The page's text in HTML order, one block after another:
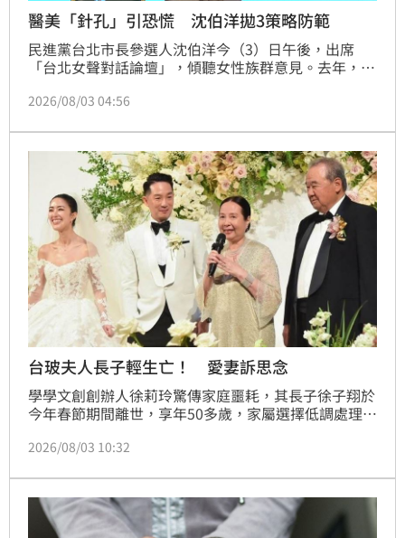
醫美「針孔」引恐慌 沈伯洋拋3策略防範
民進黨台北市長參選人沈伯洋今（3）日午後，出席
「台北女聲對話論壇」，傾聽女性族群意見。去年，投
活動中提及，日前醫美集團從發生的偷拍事件，且針孔
害，該如何做出因應？沈伯洋也提出三項政策方向。
2026/08/03 04:56
台玻夫人長子輕生亡！ 愛妻訴思念
學學文創創辦人徐莉玲驚傳家庭噩耗，其長子徐子翔於
今年春節期間離世，享年50多歲，家屬選擇低調處理後
婚，這場豪門聯姻婚後不到兩年便天人永隔。據悉，徐
告別式。媳婦譚以欣後續拋棄繼承房產，並多次透過社
群平台抒發對亡夫的深切思念。儘管譚以欣試圖透過旅
行與信仰走出傷痛，但字裡行間仍充滿對摯愛的懷念，
2026/08/03 10:32